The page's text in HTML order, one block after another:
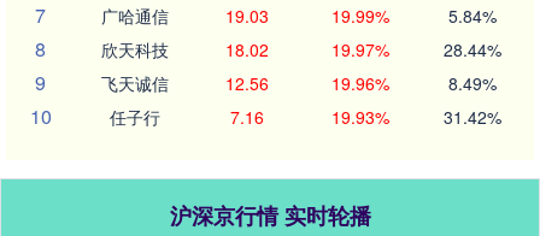
7 广哈通信 19.03 19.99% 5.84%
8 欣天科技 18.02 19.97% 28.44%
9 飞天诚信 12.56 19.96% 8.49%
10 任子行 7.16 19.93% 31.42%
沪深京行情 实时轮播